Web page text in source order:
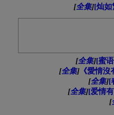
[全集][灿如
[全集][蜜
[全集] 《愛情
[全集][
[全集][爱情
[